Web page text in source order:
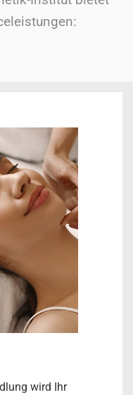
wird Ihr